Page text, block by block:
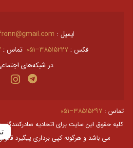
ایمیل :
فکس : ۳۸۵۱۵۲۲۷–۰۵۱ تماس :
در شبکه‌های
تماس :۳۸۵۱۵۲۹۷–۰۵۱
کليه حقوق اين سايت برای اتحادیه
می باشد و هرگونه کپی برداری پیگیرد